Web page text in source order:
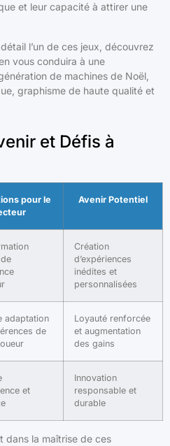
et leur capacité à attirer une
l’un de ces jeux, découvrez
vous conduira à une
de machines de Noël,
graphisme de haute qualité et
et Défis à
pour le
Avenir Potentiel
Création
d’expériences
inédites et
personnalisées
adaptation
de
Loyauté renforcée
et augmentation
des gains
et
Innovation
responsable et
durable
dans la maîtrise de ces